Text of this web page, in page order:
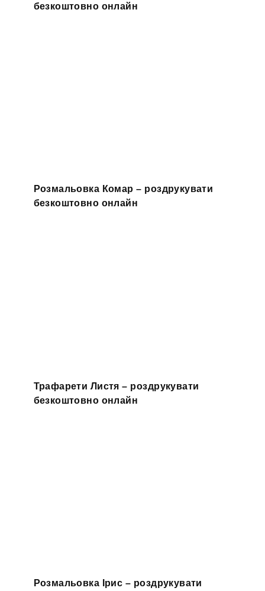
безкоштовно онлайн
Розмальовка Комар – роздрукувати
безкоштовно онлайн
Трафарети Листя – роздрукувати
безкоштовно онлайн
Розмальовка Ірис – роздрукувати